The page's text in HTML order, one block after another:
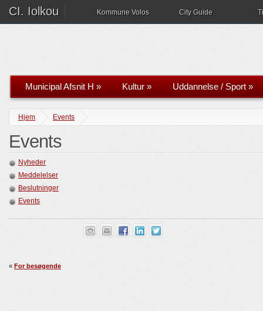
CI. Iolkou Kommune Volos City Guide
Municipal Afsnit H » Kultur » Uddannelse / Sport »
Hjem Events
Events
Nyheder
Meddelelser
Beslutninger
Events
« For besøgende